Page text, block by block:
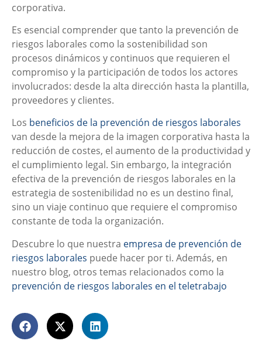
corporativa.
Es esencial comprender que tanto la prevención de
riesgos laborales como la sostenibilidad son
procesos dinámicos y continuos que requieren el
compromiso y la participación de todos los actores
involucrados: desde la alta dirección hasta la plantilla,
proveedores y clientes.
Los beneficios de la prevención de riesgos laborales
van desde la mejora de la imagen corporativa hasta la
reducción de costes, el aumento de la productividad y
el cumplimiento legal. Sin embargo, la integración
efectiva de la prevención de riesgos laborales en la
estrategia de sostenibilidad no es un destino final,
sino un viaje continuo que requiere el compromiso
constante de toda la organización.
Descubre lo que nuestra empresa de prevención de
riesgos laborales puede hacer por ti. Además, en
nuestro blog, otros temas relacionados como la
prevención de riesgos laborales en el teletrabajo